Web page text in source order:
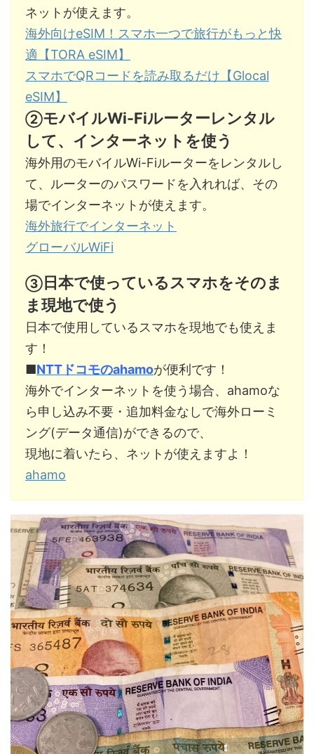
ネットが使えます。
海外向けeSIM！スマホ一つで旅行がもっと快
適【TORA eSIM】
スマホでQRコードを読み取るだけ【Glocal
eSIM】
②モバイルWi-Fiルーターレンタル
して、インターネットを使う
海外用のモバイルWi-Fiルーターをレンタルし
て、ルーターのパスワードを入れれば、その
場でインターネットが使えます。
海外旅行でインターネット
グローバルWiFi
③日本で使っているスマホをそのま
ま現地で使う
日本で使用しているスマホを現地でも使えま
す！
■NTTドコモのahamoが便利です！
海外でインターネットを使う場合、ahamoな
ら申し込み不要・追加料金なしで海外ローミ
ング(データ通信)ができるので、
現地に着いたら、ネットが使えますよ！
ahamo